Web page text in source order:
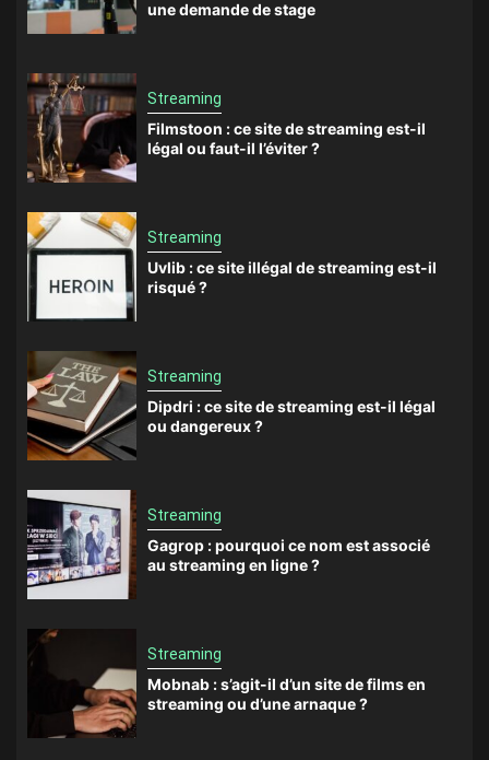
une demande de stage
Streaming
Filmstoon : ce site de streaming est-il
légal ou faut-il l’éviter ?
Streaming
Uvlib : ce site illégal de streaming est-il
risqué ?
Streaming
Dipdri : ce site de streaming est-il légal
ou dangereux ?
Streaming
Gagrop : pourquoi ce nom est associé
au streaming en ligne ?
Streaming
Mobnab : s’agit-il d’un site de films en
streaming ou d’une arnaque ?